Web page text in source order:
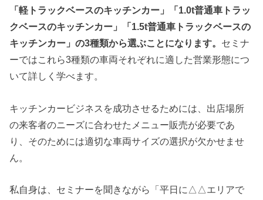
「軽トラックベースのキッチンカー」「1.0t普通車トラッ
クベースのキッチンカー」「1.5t普通車トラックベースの
キッチンカー」の3種類から選ぶことになります。 セミナ
ーではこれら3種類の車両それぞれに適した営業形態につ
いて詳しく学べます。
キッチンカービジネスを成功させるためには、出店場所
の来客者のニーズに合わせたメニュー販売が必要であ
り、そのためには適切な車両サイズの選択が欠かせませ
ん。
私自身は、セミナーを聞きながら「平日に△△エリアで